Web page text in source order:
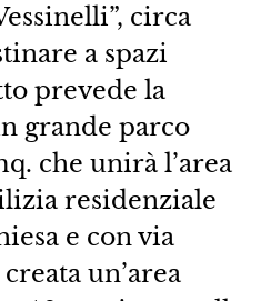
circa
a spazi
prevede la
grande parco
che unirà l’area
residenziale
e con via
un’area